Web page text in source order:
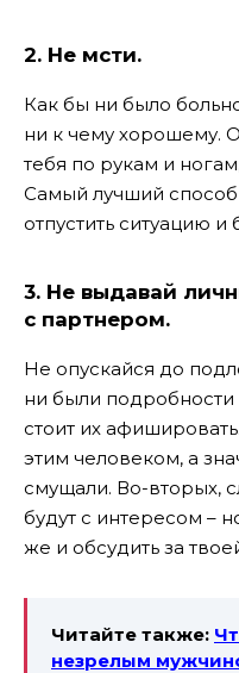
2. Не мсти.
Как бы ни было
ни к чему хорошему.
тебя по рукам и
Самый лучший способ
отпустить ситуацию и
3. Не выдавай
с партнером.
Не опускайся до
ни были
стоит их
этим человеком, а
смущали. Во-вторых,
будут с интересом –
же и обсудить за
Читайте также:
незрелым